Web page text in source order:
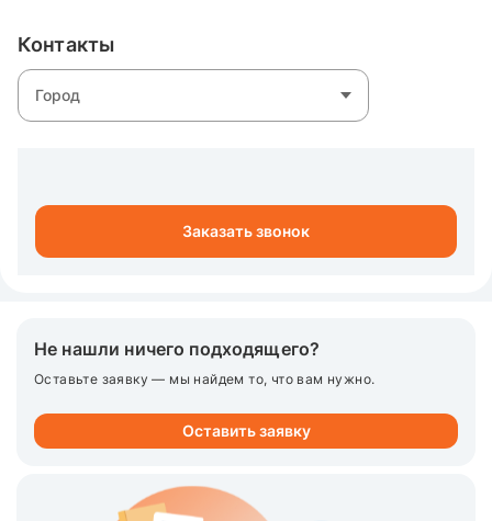
Контакты
Город
Заказать звонок
Не нашли ничего подходящего?
Оставьте заявку — мы найдем то, что вам нужно.
Оставить заявку